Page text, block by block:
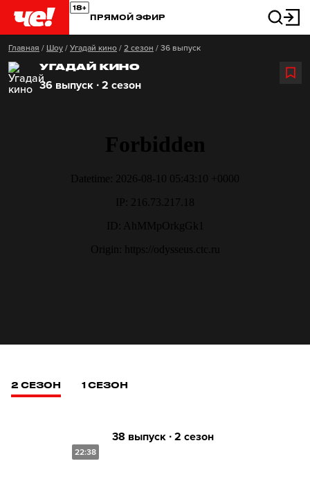
ПРЯМОЙ ЭФИР
Главная / Шоу / Угадай кино / 2 сезон / 36 выпуск
УГАДАЙ КИНО
36 выпуск ∙ 2 сезон
2 СЕЗОН 1 СЕЗОН
22:38
38 выпуск ∙ 2 сезон